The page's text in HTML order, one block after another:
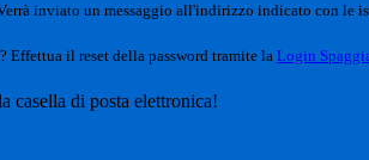
inviato un messaggio all'indirizzo indicato con le
Effettua il reset della password tramite la Login
casella di posta elettronica!